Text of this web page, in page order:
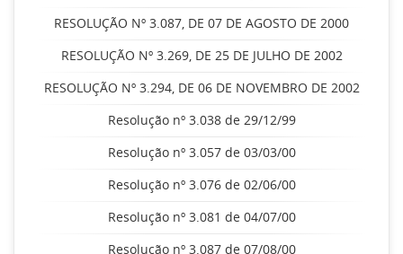
RESOLUÇÃO Nº 3.087, DE 07 DE AGOSTO DE 2000
RESOLUÇÃO Nº 3.269, DE 25 DE JULHO DE 2002
RESOLUÇÃO Nº 3.294, DE 06 DE NOVEMBRO DE 2002
Resolução nº 3.038 de 29/12/99
Resolução nº 3.057 de 03/03/00
Resolução nº 3.076 de 02/06/00
Resolução nº 3.081 de 04/07/00
Resolução nº 3.087 de 07/08/00